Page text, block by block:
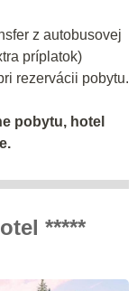
z autobusovej
príplatok)
rezervácii pobytu.
pobytu, hotel
*****